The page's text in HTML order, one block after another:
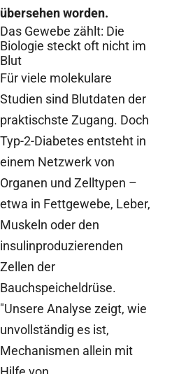
übersehen worden.
Das Gewebe zählt: Die
Biologie steckt oft nicht im
Blut
Für viele molekulare
Studien sind Blutdaten der
praktischste Zugang. Doch
Typ-2-Diabetes entsteht in
einem Netzwerk von
Organen und Zelltypen –
etwa in Fettgewebe, Leber,
Muskeln oder den
insulinproduzierenden
Zellen der
Bauchspeicheldrüse.
"Unsere Analyse zeigt, wie
unvollständig es ist,
Mechanismen allein mit